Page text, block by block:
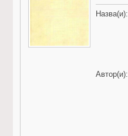
Назва(и):
Автор(и):